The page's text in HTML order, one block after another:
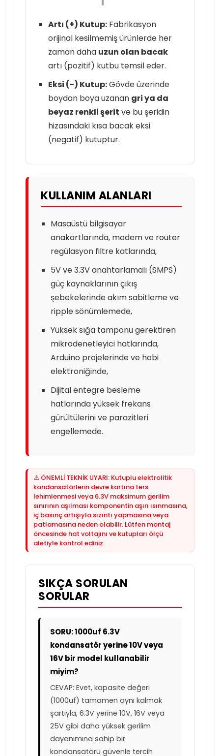
Artı (+) Kutup: Fabrikasyon
orijinal kesilmemiş ürünlerde her
zaman daha uzun olan bacak
artı (pozitif) kutbu temsil eder.
Eksi (-) Kutup:Gövde üzerinde
boydan boya uzanan gri ya da
beyaz renkli şerit ve bu şeridin
hizasındaki kısa bacak eksi
(negatif) kutuptur.
KULLANIM ALANLARI
Masaüstü bilgisayar
anakartlarında, modem ve router
regülasyon filtre katlarında,
5V ve 3.3V anahtarlamalı (SMPS)
güç kaynaklarının çıkış
şebekelerinde akım sabitleme ve
ripple sönümlemede,
Yüksek sığa tamponu gerektiren
mikrodenetleyici hatlarında,
Arduino projelerinde ve hobi
elektroniğinde,
Dijital entegre besleme
hatlarında yüksek frekans
gürültülerini ve parazitleri
engellemede.
⚠️ ÖNEMLİ TEKNİK UYARI: Kutuplu elektrolitik
kondansatörlerin devre kartına ters
lehimlenmesi veya 6.3V maksimum gerilim
sınırının aşılması komponentin aşırı ısınmasına,
iç basınç artışıyla sızıntı yapmasına veya
patlamasına neden olabilir. Lütfen montaj
öncesinde hat voltajını ve kutupları ölçü
aletiyle kontrol ediniz.
SIKÇA SORULAN
SORULAR
SORU: 1000uf 6.3V
kondansatör yerine 10V veya
16V bir model kullanabilir
miyim?
CEVAP: Evet, kapasite değeri
(1000uf) tamamen aynı kalmak
şartıyla, 6.3V yerine 10V, 16V veya
25V gibi daha yüksek gerilim
dayanımına sahip bir
kondansatörü güvenle tercih